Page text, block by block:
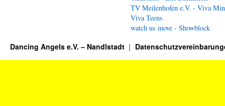
TV Meilenhofen e.V. - Viva
Viva Teens
watch us move - Showblock
Dancing Angels e.V. – Nandlstadt